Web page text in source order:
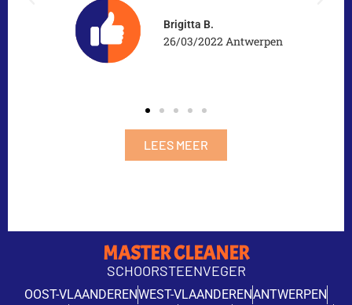
Brigitta B.
26/03/2022 Antwerpen
LEES MEER
MASTER CLEANER
SCHOORSTEENVEGER
OOST-VLAANDERENWEST-VLAANDERENANTWERPEN